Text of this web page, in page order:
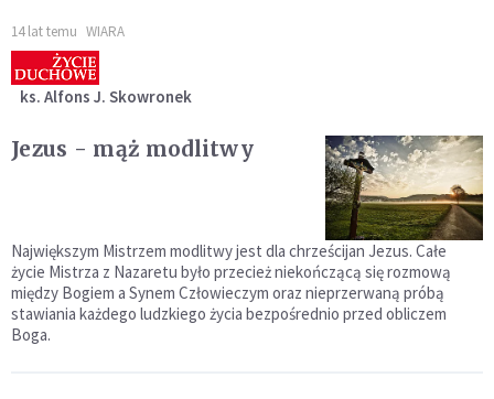
14 lat temu WIARA
ks. Alfons J. Skowronek
Jezus - mąż modlitwy
Największym Mistrzem modlitwy jest dla chrześcijan Jezus. Całe
życie Mistrza z Nazaretu było przecież niekończącą się rozmową
między Bogiem a Synem Człowieczym oraz nieprzerwaną próbą
stawiania każdego ludzkiego życia bezpośrednio przed obliczem
Boga.